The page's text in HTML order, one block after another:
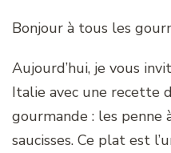
Bonjour à tous les
Aujourd’hui, je vous
Italie avec une recette
gourmande : les penne
saucisses. Ce plat est